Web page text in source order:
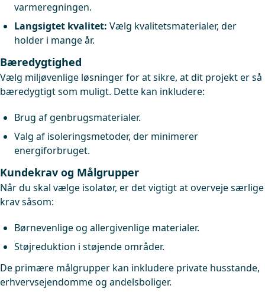
varmeregningen.
Langsigtet kvalitet: Vælg kvalitetsmaterialer, der
holder i mange år.
Bæredygtighed
Vælg miljøvenlige løsninger for at sikre, at dit projekt er så
bæredygtigt som muligt. Dette kan inkludere:
Brug af genbrugsmaterialer.
Valg af isoleringsmetoder, der minimerer
energiforbruget.
Kundekrav og Målgrupper
Når du skal vælge isolatør, er det vigtigt at overveje særlige
krav såsom:
Børnevenlige og allergivenlige materialer.
Støjreduktion i støjende områder.
De primære målgrupper kan inkludere private husstande,
erhvervsejendomme og andelsboliger.